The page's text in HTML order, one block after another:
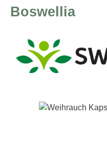
Boswellia
Bildergalerie überspringen